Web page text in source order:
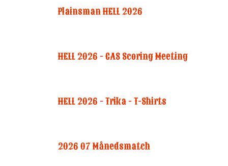
Plainsman HELL 2026
HELL 2026 - CAS Scoring Meeting
HELL 2026 - Trika - T-Shirts
2026 07 Månedsmatch